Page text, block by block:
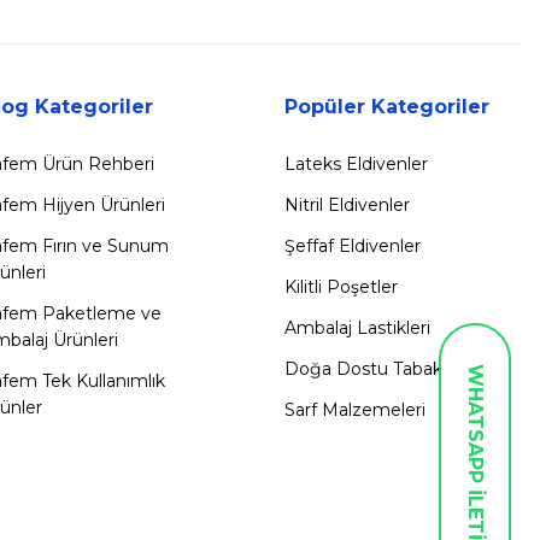
Kategoriler
Ürün Rehberi
Hijyen Ürünleri
Fırın ve Sunum
Paketleme ve
Ürünleri
Tek Kullanımlık
Popüler Kategoriler
Lateks Eldivenler
Nitril Eldivenler
Şeffaf Eldivenler
Kilitli Poşetler
Ambalaj Lastikleri
Doğa Dostu Tabaklar
Sarf Malzemeleri
WHATSAPP İLETİŞİM